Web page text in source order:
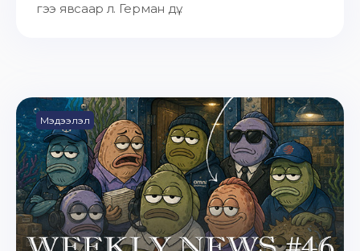
гээ явсаар л. Герман дү...
Мэдээлэл